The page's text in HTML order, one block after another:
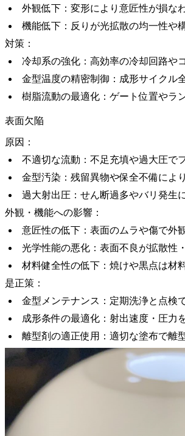
外観低下：変形により意匠性が損な
機能低下：反りが光拡散の均一性や
対策：
冷却系の強化：高効率の冷却回路や
金型温度の精密制御：成形サイクル
樹脂流動の最適化：ゲート位置やラ
表面欠陥
原因：
不適切な流動：不足充填や過大圧で
金型汚染：残留異物や保全不備によ
過大射出圧：せん断過多やバリ発生
外観・機能への影響：
意匠性の低下：表面のムラや傷で外
光学性能の悪化：表面不良が拡散性
材料健全性の低下：焼けや黒点は材
是正策：
金型メンテナンス：定期洗浄と点検
成形条件の最適化：射出速度・圧力
離型剤の適正使用：適切な塗布で離